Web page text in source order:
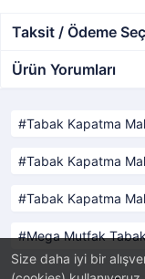
Size daha iyi bir
Taksit / Ödeme
Ürün Yorumları
Tabak Kapatma
Tabak Kapatma
Tabak Kapatma
Mega Mutfak